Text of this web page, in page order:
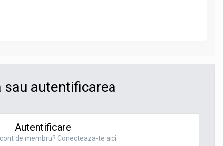
sau autentificarea
Autentificare
de membru? Conecteaza-te aici.